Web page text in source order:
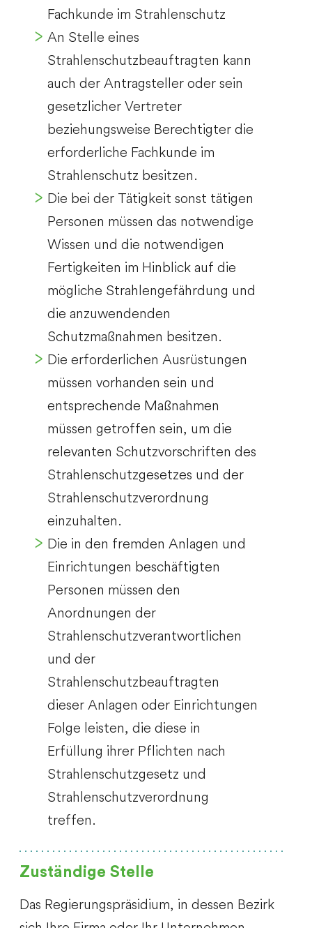
Fachkunde im Strahlenschutz
An Stelle eines
Strahlenschutzbeauftragten kann
auch der Antragsteller oder sein
gesetzlicher Vertreter
beziehungsweise Berechtigter die
erforderliche Fachkunde im
Strahlenschutz besitzen.
Die bei der Tätigkeit sonst tätigen
Personen müssen das notwendige
Wissen und die notwendigen
Fertigkeiten im Hinblick auf die
mögliche Strahlengefährdung und
die anzuwendenden
Schutzmaßnahmen besitzen.
Die erforderlichen Ausrüstungen
müssen vorhanden sein und
entsprechende Maßnahmen
müssen getroffen sein, um die
relevanten Schutzvorschriften des
Strahlenschutzgesetzes und der
Strahlenschutzverordnung
einzuhalten.
Die in den fremden Anlagen und
Einrichtungen beschäftigten
Personen müssen den
Anordnungen der
Strahlenschutzverantwortlichen
und der
Strahlenschutzbeauftragten
dieser Anlagen oder Einrichtungen
Folge leisten, die diese in
Erfüllung ihrer Pflichten nach
Strahlenschutzgesetz und
Strahlenschutzverordnung
treffen.
Zuständige Stelle
Das Regierungspräsidium, in dessen Bezirk